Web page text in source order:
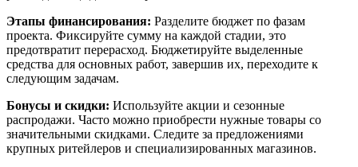
Этапы финансирования: Разделите бюджет по фазам
проекта. Фиксируйте сумму на каждой стадии, это
предотвратит перерасход. Бюджетируйте выделенные
средства для основных работ, завершив их, переходите к
следующим задачам.
Бонусы и скидки: Используйте акции и сезонные
распродажи. Часто можно приобрести нужные товары со
значительными скидками. Следите за предложениями
крупных ритейлеров и специализированных магазинов.